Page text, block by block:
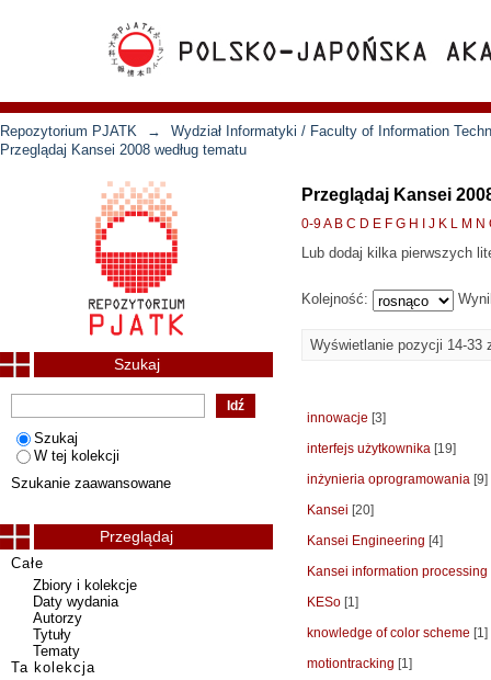
Repozytorium PJATK →
Wydział Informatyki / Faculty of Information
Przeglądaj Kansei 2008 według tematu
Przeglądaj Kansei
0-9A B C D E F G H J K L M N
Lub dodaj kilka pierwszych
Kolejność:
Wyświetlanie pozycji 14-33
innowacje [3]
interfejs użytkownika [19]
inżynieria oprogramowania [9]
Kansei [20]
Kansei Engineering [4]
Kansei information processing
KESo [1]
knowledge of color scheme [1]
motiontracking [1]
Szukaj
Szukaj
W tej kolekcji
Szukanie zaawansowane
Przeglądaj
Całe
Zbiory i kolekcje
Daty wydania
Autorzy
Tytuły
Tematy
Ta kolekcja